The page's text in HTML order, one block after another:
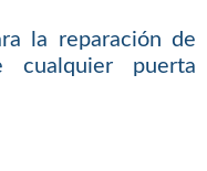
la reparación de
cualquier puerta